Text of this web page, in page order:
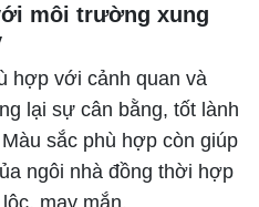
môi trường xung
hợp với cảnh quan và
lại sự cân bằng, tốt lành
sắc phù hợp còn giúp
ngôi nhà đồng thời hợp
may mắn.